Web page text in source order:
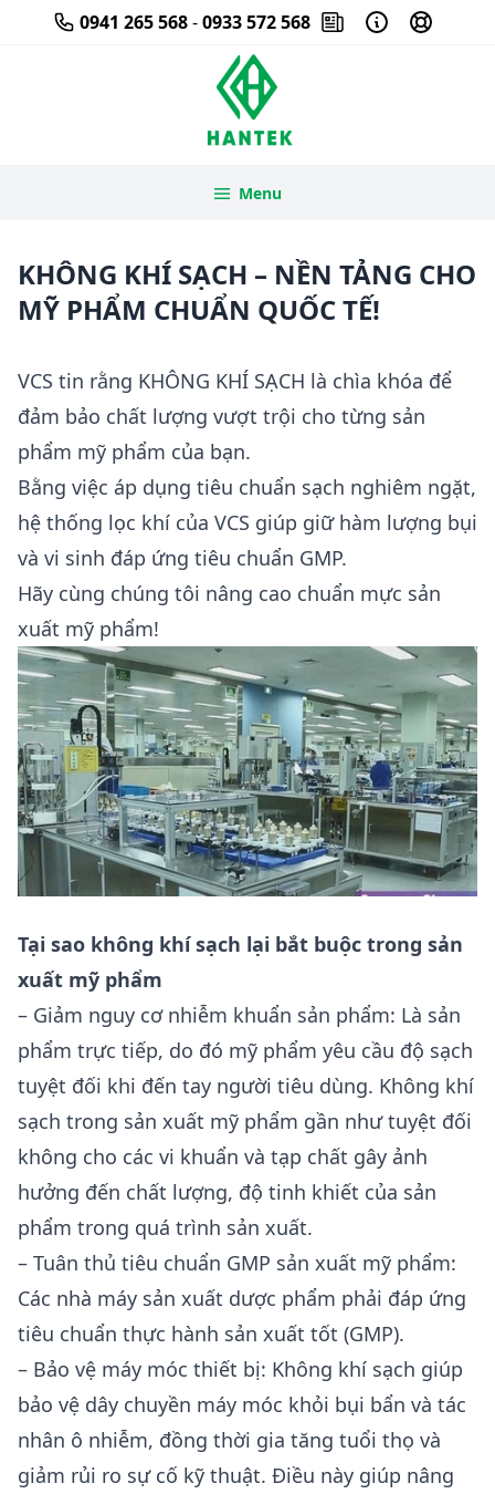
0941 265 568 - 0933 572 568
Menu
KHÔNG KHÍ SẠCH – NỀN TẢNG CHO
MỸ PHẨM CHUẨN QUỐC TẾ!
VCS tin rằng KHÔNG KHÍ SẠCH là chìa khóa để
đảm bảo chất lượng vượt trội cho từng sản
phẩm mỹ phẩm của bạn.
Bằng việc áp dụng tiêu chuẩn sạch nghiêm ngặt,
hệ thống lọc khí của VCS giúp giữ hàm lượng bụi
và vi sinh đáp ứng tiêu chuẩn GMP.
Hãy cùng chúng tôi nâng cao chuẩn mực sản
xuất mỹ phẩm!
Tại sao không khí sạch lại bắt buộc trong sản
xuất mỹ phẩm
– Giảm nguy cơ nhiễm khuẩn sản phẩm: Là sản
phẩm trực tiếp, do đó mỹ phẩm yêu cầu độ sạch
tuyệt đối khi đến tay người tiêu dùng. Không khí
sạch trong sản xuất mỹ phẩm gần như tuyệt đối
không cho các vi khuẩn và tạp chất gây ảnh
hưởng đến chất lượng, độ tinh khiết của sản
phẩm trong quá trình sản xuất.
– Tuân thủ tiêu chuẩn GMP sản xuất mỹ phẩm:
Các nhà máy sản xuất dược phẩm phải đáp ứng
tiêu chuẩn thực hành sản xuất tốt (GMP).
– Bảo vệ máy móc thiết bị: Không khí sạch giúp
bảo vệ dây chuyền máy móc khỏi bụi bẩn và tác
nhân ô nhiễm, đồng thời gia tăng tuổi thọ và
giảm rủi ro sự cố kỹ thuật. Điều này giúp nâng